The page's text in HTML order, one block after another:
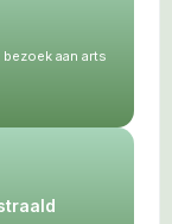
aan arts